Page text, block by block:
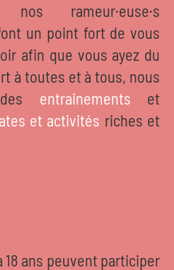
rameur·euse·s
un point fort de vous
afin que vous ayez du
à toutes et à tous, nous
entrainements et
et activités riches et
18 ans peuvent participer